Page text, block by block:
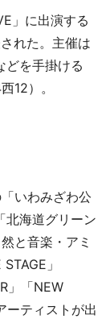
」に出演する
れた。主催は
どを手掛ける
12）。
いわみざわ公
北海道グリーン
と音楽・アミ
」
」「NEW
ーティストが出